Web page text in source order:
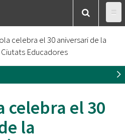
celebra el 30 aniversari de la
Educadores
celebra el 30
la